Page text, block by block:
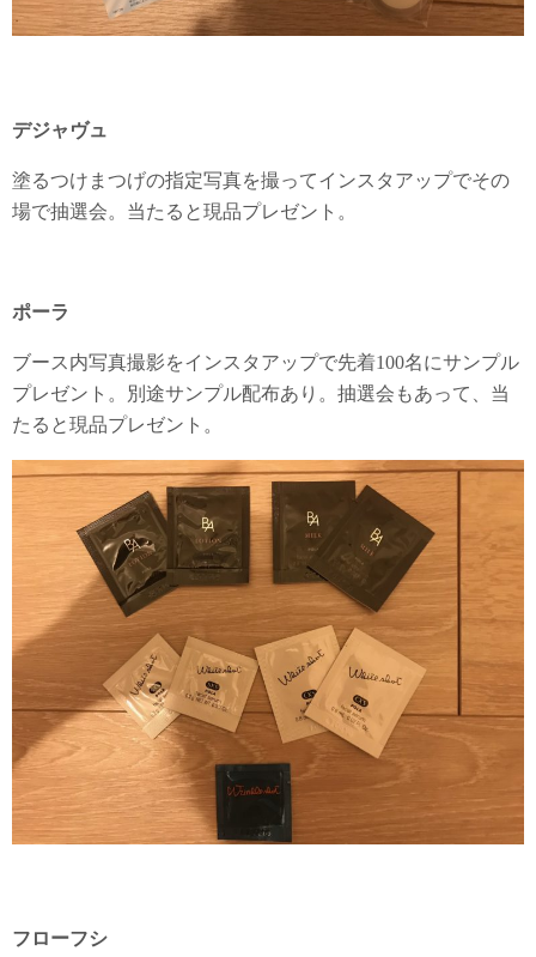
デジャヴュ
塗るつけまつげの指定写真を撮ってインスタアップでその
場で抽選会。当たると現品プレゼント。
ポーラ
ブース内写真撮影をインスタアップで先着100名にサンプル
プレゼント。別途サンプル配布あり。抽選会もあって、当
たると現品プレゼント。
フローフシ